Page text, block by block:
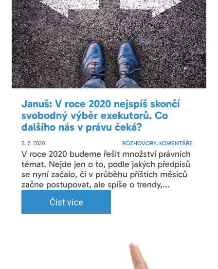
Januš: V roce 2020 nejspíš skončí
svobodný výběr exekutorů. Co
dalšího nás v právu čeká?
5. 2. 2020 ROZHOVORY, KOMENTÁŘE
V roce 2020 budeme řešit množství právních
témat. Nejde jen o to, podle jakých předpisů
se nyní začalo, či v průběhu příštích měsíců
začne postupovat, ale spíše o trendy,...
Číst více